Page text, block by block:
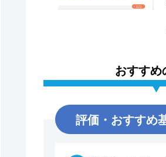
おすすめ
評価・おすすめ